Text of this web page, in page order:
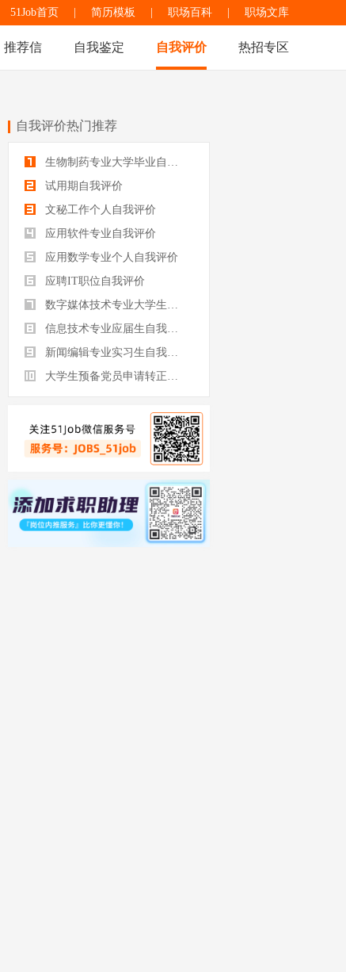
51Job首页 简历模板 职场百科 职场文库
推荐信 自我鉴定 自我评价 热招专区
自我评价热门推荐
生物制药专业大学毕业自我评价
试用期自我评价
文秘工作个人自我评价
应用软件专业自我评价
应用数学专业个人自我评价
应聘IT职位自我评价
数字媒体技术专业大学生自我评价
信息技术专业应届生自我评价
新闻编辑专业实习生自我评价
大学生预备党员申请转正自我评价